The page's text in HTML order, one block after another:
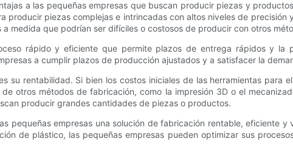
a las pequeñas empresas que buscan producir piezas y
piezas complejas e intrincadas con altos niveles de precisión
medida que podrían ser difíciles o costosos de producir con otros
rápido y eficiente que permite plazos de entrega rápidos y
a cumplir plazos de producción ajustados y a satisfacer la
su rentabilidad. Si bien los costos iniciales de las herramientas para
otros métodos de fabricación, como la impresión 3D o el
producir grandes cantidades de piezas o productos.
pequeñas empresas una solución de fabricación rentable, eficiente
de plástico, las pequeñas empresas pueden optimizar sus